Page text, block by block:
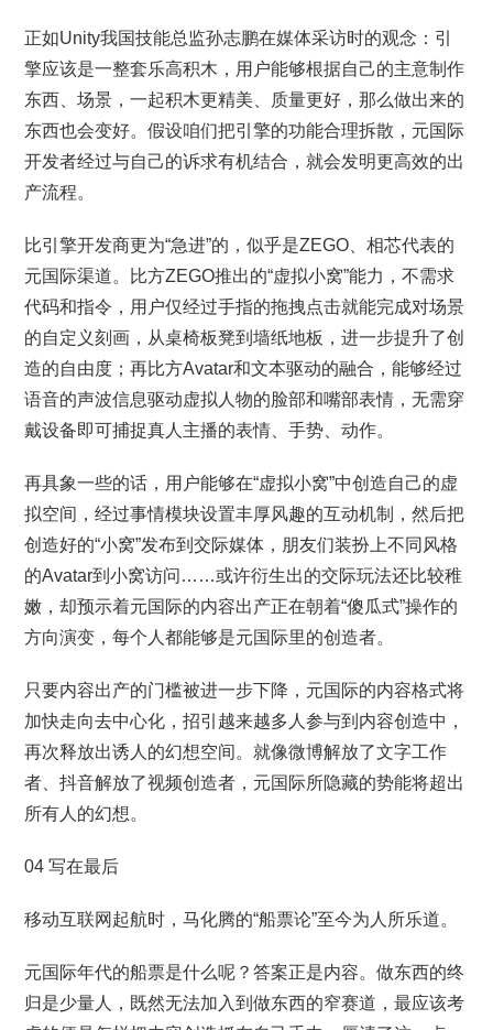
正如Unity我国技能总监孙志鹏在媒体采访时的观念：引
擎应该是一整套乐高积木，用户能够根据自己的主意制作
东西、场景，一起积木更精美、质量更好，那么做出来的
东西也会变好。假设咱们把引擎的功能合理拆散，元国际
开发者经过与自己的诉求有机结合，就会发明更高效的出
产流程。
比引擎开发商更为“急进”的，似乎是ZEGO、相芯代表的
元国际渠道。比方ZEGO推出的“虚拟小窝”能力，不需求
代码和指令，用户仅经过手指的拖拽点击就能完成对场景
的自定义刻画，从桌椅板凳到墙纸地板，进一步提升了创
造的自由度；再比方Avatar和文本驱动的融合，能够经过
语音的声波信息驱动虚拟人物的脸部和嘴部表情，无需穿
戴设备即可捕捉真人主播的表情、手势、动作。
再具象一些的话，用户能够在“虚拟小窝”中创造自己的虚
拟空间，经过事情模块设置丰厚风趣的互动机制，然后把
创造好的“小窝”发布到交际媒体，朋友们装扮上不同风格
的Avatar到小窝访问……或许衍生出的交际玩法还比较稚
嫩，却预示着元国际的内容出产正在朝着“傻瓜式”操作的
方向演变，每个人都能够是元国际里的创造者。
只要内容出产的门槛被进一步下降，元国际的内容格式将
加快走向去中心化，招引越来越多人参与到内容创造中，
再次释放出诱人的幻想空间。就像微博解放了文字工作
者、抖音解放了视频创造者，元国际所隐藏的势能将超出
所有人的幻想。
04 写在最后
移动互联网起航时，马化腾的“船票论”至今为人所乐道。
元国际年代的船票是什么呢？答案正是内容。做东西的终
归是少量人，既然无法加入到做东西的窄赛道，最应该考